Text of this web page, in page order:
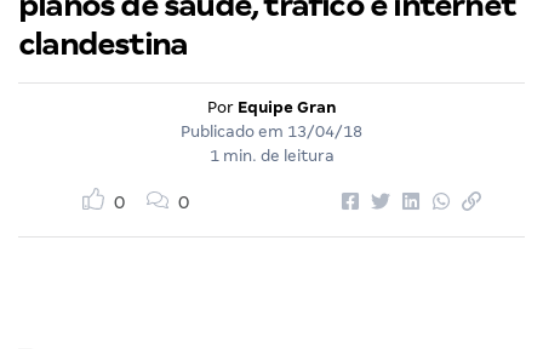
clandestina
Por Equipe Gran
Publicado em 13/04/18
1 min. de leitura
0 0